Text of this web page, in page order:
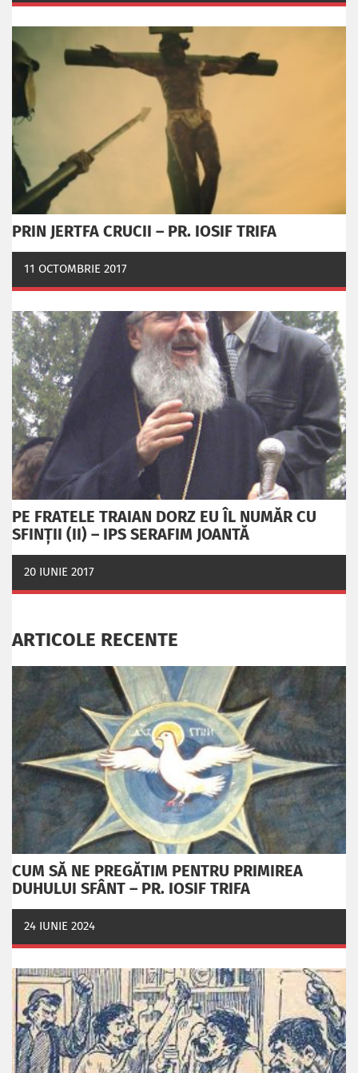
PRIN JERTFA CRUCII – PR. IOSIF TRIFA
11 OCTOMBRIE 2017
PE FRATELE TRAIAN DORZ EU ÎL NUMĂR CU
SFINȚII (II) – IPS SERAFIM JOANTĂ
20 IUNIE 2017
ARTICOLE RECENTE
CUM SĂ NE PREGĂTIM PENTRU PRIMIREA
DUHULUI SFÂNT – PR. IOSIF TRIFA
24 IUNIE 2024